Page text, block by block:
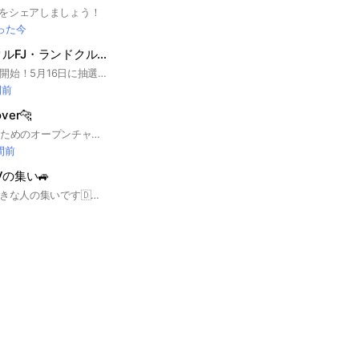
シェアしましょう！
た今
TOYOTA・ランクルFJ・ランドクルーザーFJ倶楽部
2026年5月16日発売開始！5月16日に抽選当選し注文契約済。このオプチャは実際に納車待ちの方、購入待ちの方限定の情報交換の場になります。納車が進めばカスタム自慢や相談も活発にしたいですね！みんな集まれ〜！ #TOYOTA #トヨタ #ランクル #ランドクルーザー #ランクルFJ #ランドクルーザーFJ #四駆 #4wd #ジムニー
Cartierの時計好きのためのオープンチャットです🐆 時計をお持ちでなくてもお気軽にどうぞ。 カルティエ愛を語りましょう🫶🏻 ・すでに時計をお持ちの方 ・購入を検討中の方 ・興味がある方 ・時計好きの方 など… 特に購入を検討中の方は、 当オープチャットが全力で背中を押します笑 2025/2開設 #時計 #機械式時計 #腕時計 #高級腕時計 #Cartier #カルティエ #カルチェ #サントス #パシャ #タンク #Cartier男子 #Cartier女子
前
集い🚙
ポルシェのSUVが好きな人の集いです🇩🇪 テーマなくただPORSCHE愛を語り合いませんか？ フランクに話せる仲間になれたら嬉しいです🚘 もちろん乗ってなくても、愛があれば🆗🤩 乗りたい気持ちがあれば👌興味があるだけでも🙆‍♂️ どうぞお気軽にご参加ください☘️ 参加されたら ◆車種 ◆愛車の好きなところ ◆こだわり など、紹介してください😀 #ポルシェ #ポルシェマカン #マカン #カイエン #ポルシェカイエン #ポルシェ好きと繋がりたい #ポルシェモーメント #カイエン好きと繋がりたい #マカン好きと繋がりたい #ポルシェのある日常 #クルマ好きと繋がりたい #輸入車SUV #外車 #スポーツカー #憧れのクルマ #ドイツ車 #車の写真が好きな人と繋がりたい #ポルシェのある風景#porsche #carphotography #carphotography #machan #porschemacan #macanlove #cayene #porscheaayene #porscheclub #porschelife #porschelove #porschelovers #porschelife #dailydriven